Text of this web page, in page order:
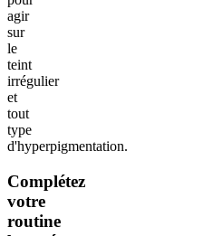
agir
sur
le
teint
irrégulier
et
tout
type
d'hyperpigmentation.
Complétez
votre
routine